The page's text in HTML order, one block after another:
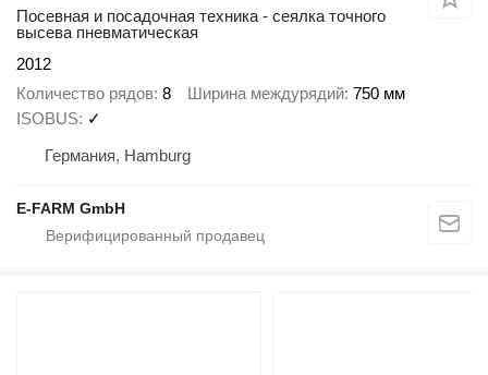
Посевная и посадочная техника - сеялка точного
высева пневматическая
2012
Количество рядов 8 Ширина междурядий 750 мм
ISOBUS ✓
Германия, Hamburg
E-FARM GmbH